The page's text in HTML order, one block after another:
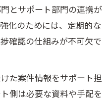
とサポート部門の連携が
化のためには、定期的な
確認の仕組みが不可欠で
た案件情報をサポート担
側は必要な資料や手配を